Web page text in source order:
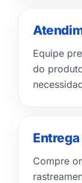
Equipe
do
Compre